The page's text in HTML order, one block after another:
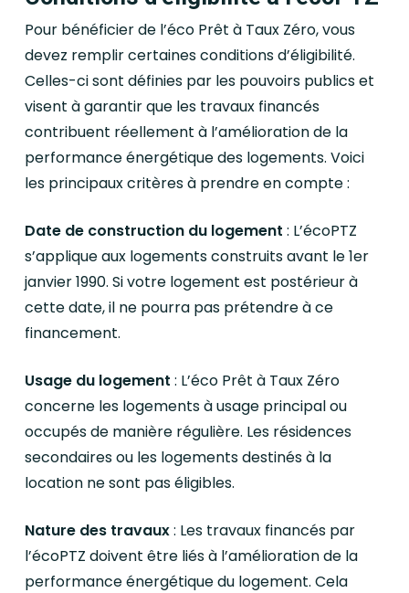
Pour bénéficier de l’éco Prêt à Taux Zéro, vous
devez remplir certaines conditions d’éligibilité.
Celles-ci sont définies par les pouvoirs publics et
visent à garantir que les travaux financés
contribuent réellement à l’amélioration de la
performance énergétique des logements. Voici
les principaux critères à prendre en compte :
Date de construction du logement : L’écoPTZ
s’applique aux logements construits avant le 1er
janvier 1990. Si votre logement est postérieur à
cette date, il ne pourra pas prétendre à ce
financement.
Usage du logement : L’éco Prêt à Taux Zéro
concerne les logements à usage principal ou
occupés de manière régulière. Les résidences
secondaires ou les logements destinés à la
location ne sont pas éligibles.
Nature des travaux: Les travaux financés par
l’écoPTZ doivent être liés à l’amélioration de la
performance énergétique du logement. Cela